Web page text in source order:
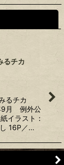
るチカ
るチカ
9月 例外公
イラスト：
16P／…